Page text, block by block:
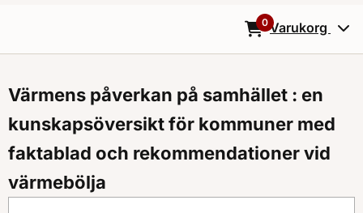
0Varukorg
Värmens påverkan på samhället : en
kunskapsöversikt för kommuner med
faktablad och rekommendationer vid
värmebölja